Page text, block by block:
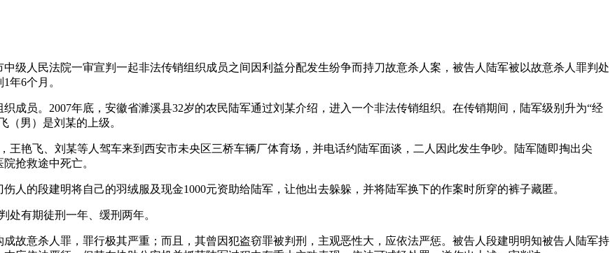
级人民法院一审宣判一起非法传销组织成员之间因利益分配发生纷争而持刀故意杀人案，被告人陆军被以故意杀人罪判处
年6个月。
成员。2007年底，安徽省濉溪县32岁的农民陆军通过刘某介绍，进入一个非法传销组织。在传销期间，陆军级别升为“经
（男）是刘某的上级。
王艳飞、刘某等人驾车来到西安市未央区三桥车辆厂体育场，并电话约陆军面谈，二人因此发生争吵。陆军随即掏出尖
抢救途中死亡。
人的段建明将自己的羽绒服及现金1000元资助给陆军，让他出去躲躲，并将陆军换下的作案时所穿的裤子藏匿。
处有期徒刑一年、缓刑两年。
故意杀人罪，罪行极其严重；而且，其曾因犯盗窃罪被判刑，主观恶性大，应依法严惩。被告人段建明明知被告人陆军持